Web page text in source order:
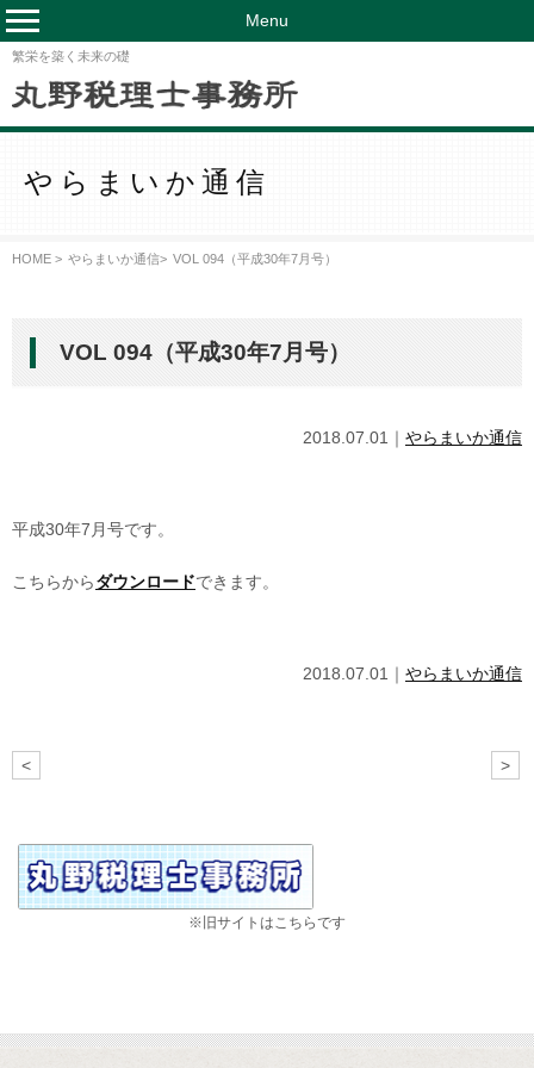
繁栄を築く未来の礎
Menu
やらまいか通信
HOME > やらまいか通信> VOL 094（平成30年7月号）
VOL 094（平成30年7月号）
2018.07.01｜ やらまいか通信
平成30年7 月号です。
こちらからダウンロードできます。
2018.07.01｜ やらまいか通信
< >
※旧サイトはこちらです